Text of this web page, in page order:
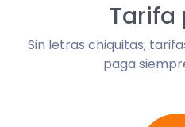
Tarifa
Sin letras chiquitas;
paga